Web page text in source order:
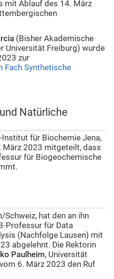
mit Ablauf des 14. März
(Bisher Akademische
Universität Freiburg) wurde
zur
Fach Synthetische
Natürliche
Institut für Biochemie Jena,
März 2023 mitgeteilt, dass
für Biogeochemische
Schweiz, hat den an ihn
Professur für Data
(Nachfolge Lausen) mit
abgelehnt. Die Rektorin
Paulheim, Universität
6. März 2023 den Ruf